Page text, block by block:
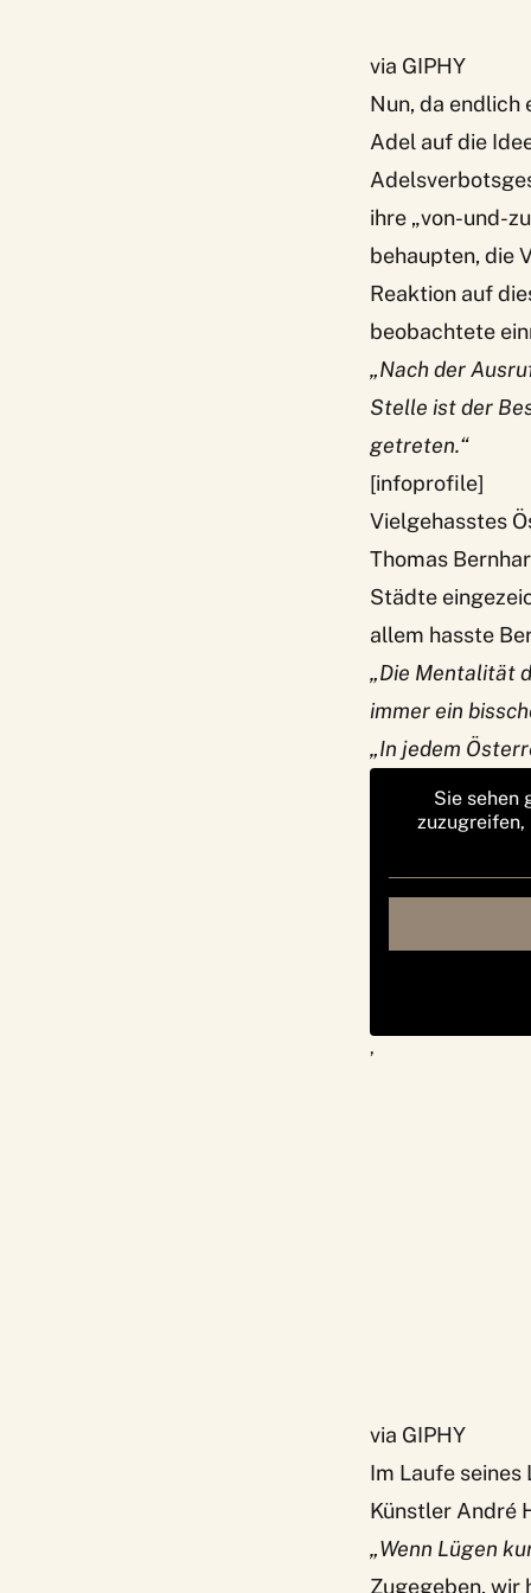
via GIPHY
Nun, da endlich
Adel auf die
ihre „von-und-
behaupten, die
Reaktion auf
beobachtete
„Nach der
Stelle ist der
getreten.“
[infoprofile]
Vielgehasstes
Thomas
Städte
allem hasste
„Die Mentalität
immer ein
„In jedem
Sie sehen
zuzugreifen,
‚
via GIPHY
Im Laufe
Künstler André
„Wenn Lügen
Zugegeben, wir